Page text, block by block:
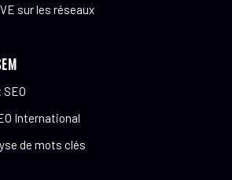
sur les réseaux
International
de mots clés